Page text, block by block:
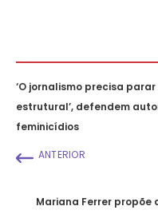
‘O jornalismo precisa
estrutural’, defendem
feminicídios
ANTERIOR
Mariana Ferrer